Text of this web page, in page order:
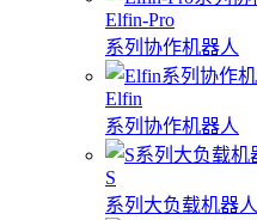
Elfin-Pro
系列协作机器人
Elfin
系列协作机器人
S
系列大负载机器人